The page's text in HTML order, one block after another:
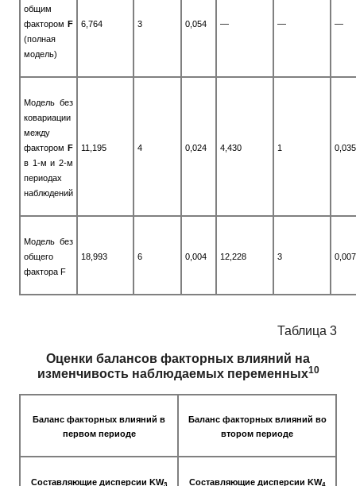
общим
фактором F
(полная
модель)
6,764 3 0,054 — — —
Модель без
ковариации
между
фактором F
в 1-м и 2-м
периодах
наблюдений
11,195 4 0,024 4,430 1 0,035
Модель без
общего
фактора F
18,993 6 0,004 12,228 3 0,007
Таблица 3
Оценки балансов факторных влияний на
изменчивость наблюдаемых переменных10
Баланс факторных влияний в
первом периоде
Баланс факторных влияний во
втором периоде
Составляющие дисперсии KW Составляющие дисперсии KW